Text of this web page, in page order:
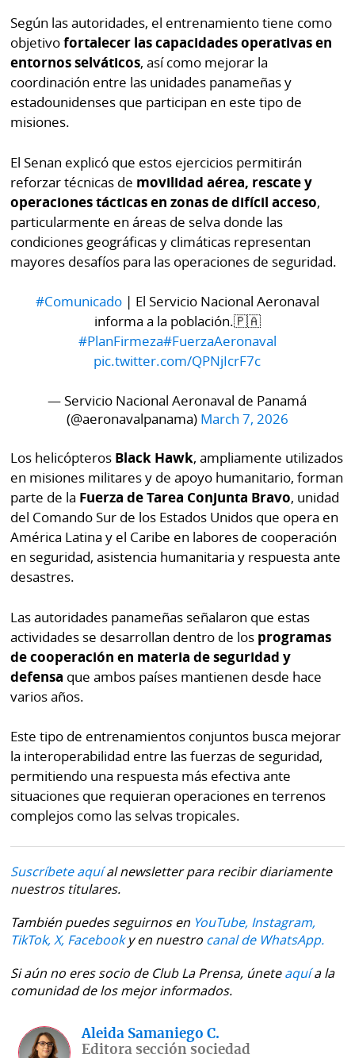
Tienda
Panamá
Tus
Tiquetes
KM
Corprensa
Ellas
Club
La
Prensa
Hoy
Hoy
⌾
Sábado
⌾
Tal
Cual
Sin
Según las autoridades, el entrenamiento tiene como
objetivofortalecer las capacidades operativas en
entornos selváticos, así como mejorar la
coordinación entre las unidades panameñas y
estadounidenses que participan en este tipo de
misiones.
El Senan explicó que estos ejercicios permitirán
reforzar técnicas de movilidad aérea, rescate y
operaciones tácticas en zonas de difícil acceso,
particularmente en áreas de selva donde las
condiciones geográficas y climáticas representan
mayores desafíos para las operaciones de seguridad.
#Comunicado| El Servicio Nacional Aeronaval
informa a la población.🇵🇦
#PlanFirmeza#FuerzaAeronaval
pic.twitter.com/QPNjIcrF7c
— Servicio Nacional Aeronaval de Panamá
(@aeronavalpanama) March 7, 2026
Los helicópteros Black Hawk, ampliamente utilizados
en misiones militares y de apoyo humanitario, forman
parte de la Fuerza de Tarea Conjunta Bravo, unidad
del Comando Sur de los Estados Unidos que opera en
América Latina y el Caribe en labores de cooperación
en seguridad, asistencia humanitaria y respuesta ante
desastres.
Las autoridades panameñas señalaron que estas
actividades se desarrollan dentro de los programas
de cooperación en materia de seguridad y
defensa que ambos países mantienen desde hace
varios años.
Este tipo de entrenamientos conjuntos busca mejorar
la interoperabilidad entre las fuerzas de seguridad,
permitiendo una respuesta más efectiva ante
situaciones que requieran operaciones en terrenos
complejos como las selvas tropicales.
Suscríbete aquíal newsletter para recibir diariamente
nuestros titulares.
También puedes seguirnos en YouTube, Instagram,
TikTok, X, Facebooky en nuestro canal de WhatsApp.
Si aún no eres socio de Club La Prensa, úneteaquía la
comunidad de los mejor informados.
Aleida Samaniego C.
Editora sección sociedad